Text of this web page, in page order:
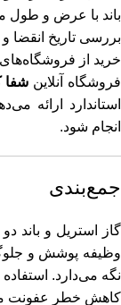
باند با عرض و
بررسی تاریخ انقضا
خرید از
فروشگاه آنلاین شفا
استاندارد ارائه
انجام شود.
جمع‌بندی
گاز استریل و باند
وظیفه پوشش و
نگه می‌دارد.
کاهش خطر عفونت